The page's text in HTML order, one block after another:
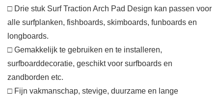
□ Drie stuk Surf Traction Arch Pad Design kan passen voor
alle surfplanken, fishboards, skimboards, funboards en
longboards.
□ Gemakkelijk te gebruiken en te installeren,
surfboarddecoratie, geschikt voor surfboards en
zandborden etc.
□ Fijn vakmanschap, stevige, duurzame en lange